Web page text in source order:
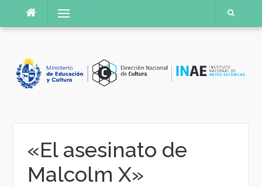
contenido
Menú
«El asesinato de
Malcolm X»